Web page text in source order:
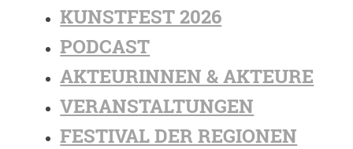
KUNSTFEST 2026
PODCAST
AKTEURINNEN & AKTEURE
VERANSTALTUNGEN
FESTIVAL DER REGIONEN